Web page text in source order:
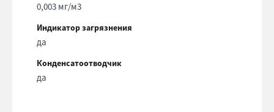
0,003 мг/м3
Индикатор загрязнения
да
Конденсатоотводчик
да